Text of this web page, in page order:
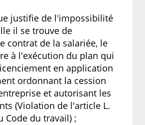
justifie de l'impossibilité
il se trouve de
contrat de la salariée, le
à l'exécution du plan qui
en application
ordonnant la cession
et autorisant les
(Violation de l'article L.
Code du travail) ;